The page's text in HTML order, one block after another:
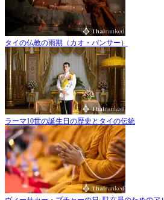
タイの仏教の雨期（カオ・パンサー）
ラーマ10世の誕生日の歴史とタイの伝統